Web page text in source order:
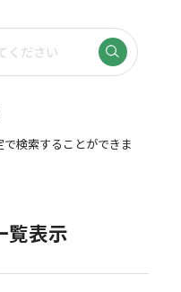
検索することができま
覧表示